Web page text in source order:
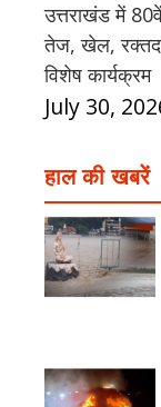
उत्तराखंड में
तेज, खेल,
विशेष कार्यक्रम
July 30,
हाल की खबरें